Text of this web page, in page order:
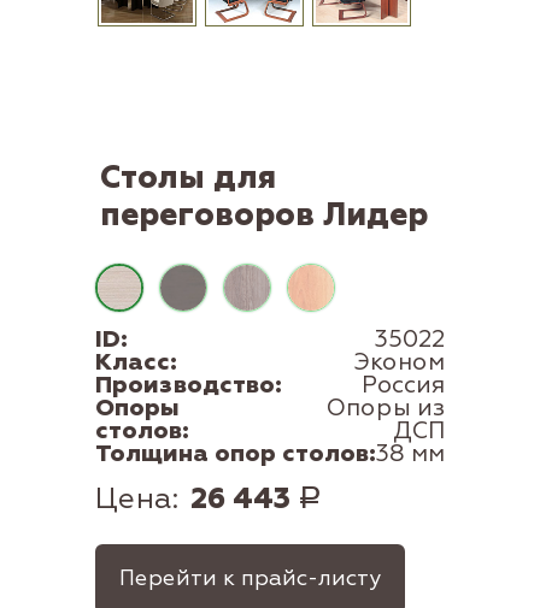
Столы для
переговоров Лидер
ID: 35022
Класс: Эконом
Производство: Россия
Опоры
столов:
Опоры из
ДСП
Толщина опор столов:38 мм
Цена: 26 443 Р
Перейти к прайс-листу